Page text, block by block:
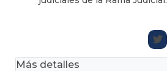
Más detalles